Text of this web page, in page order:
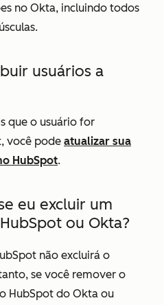
no Okta, incluindo todos
usuários a
que o usuário for
você pode atualizar sua
HubSpot.
eu excluir um
ou Okta?
não excluirá o
se você remover o
HubSpot do Okta ou